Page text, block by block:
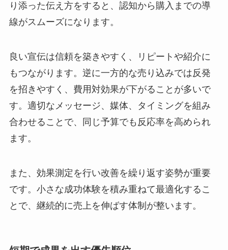
り添った伝え方をすると、認知から購入までの導
線がスムーズになります。
良い宣伝は信頼を築きやすく、リピートや紹介に
もつながります。逆に一方的な売り込みでは反発
を招きやすく、費用対効果が下がることが多いで
す。適切なメッセージ、媒体、タイミングを組み
合わせることで、同じ予算でも反応率を高められ
ます。
また、効果測定を行い改善を繰り返す姿勢が重要
です。小さな成功体験を積み重ねて最適化するこ
とで、継続的に売上を伸ばす体制が整います。